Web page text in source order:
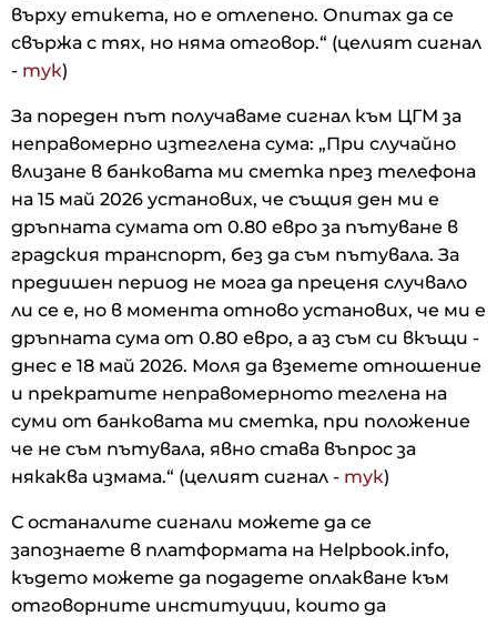
върху етикета, но е отлепено. Опитах да се
свържа с тях, но няма отговор.“ (целият сигнал
- тук)
За пореден път получаваме сигнал към ЦГМ за
неправомерно изтеглена сума: „При случайно
влизане в банковата ми сметка през телефона
на 15 май 2026 установих, че същия ден ми е
дръпната сумата от 0.80 евро за пътуване в
градския транспорт, без да съм пътувала. За
предишен период не мога да преценя случвало
ли се е, но в момента отново установих, че ми е
дръпната сума от 0.80 евро, а аз съм си вкъщи -
днес е 18 май 2026. Моля да вземете отношение
и прекратите неправомерното теглена на
суми от банковата ми сметка, при положение
че не съм пътувала, явно става въпрос за
някаква измама.“ (целият сигнал - тук)
С останалите сигнали можете да се
запознаете в платформата на Helpbook.info,
където можете да подадете оплакване към
отговорните институции, които да